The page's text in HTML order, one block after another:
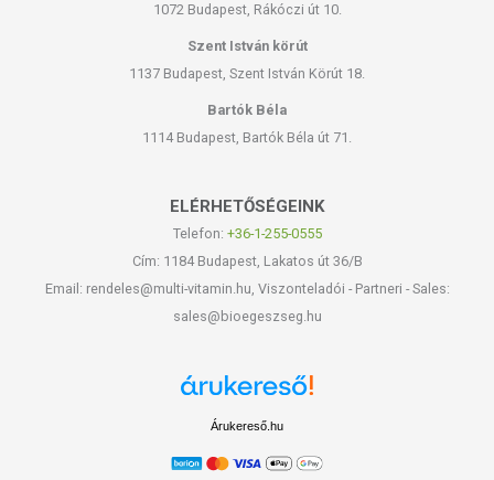
1072 Budapest, Rákóczi út 10.
Szent István körút
1137 Budapest, Szent István Körút 18.
Bartók Béla
1114 Budapest, Bartók Béla út 71.
ELÉRHETŐSÉGEINK
Telefon: +36-1-255-0555
Cím: 1184 Budapest, Lakatos út 36/B
Email: rendeles@multi-vitamin.hu, Viszonteladói - Partneri - Sales:
sales@bioegeszseg.hu
Árukereső.hu